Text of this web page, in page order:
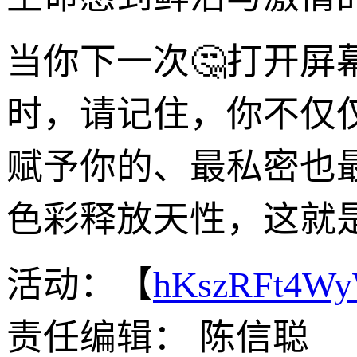
当你下一次🤔打开屏
时，请记住，你不仅
赋予你的、最私密也
色彩释放天性，这就
活动：【
责任编辑： 陈信聪